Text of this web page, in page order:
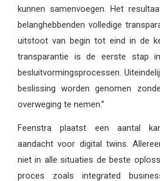
kunnen samenvoegen. Het
belanghebbenden volledige
uitstoot van begin tot eind in de
transparantie is de eerste stap
besluitvormingsprocessen.
beslissing worden genomen
overweging te nemen.”
Feenstra plaatst een aantal
aandacht voor digital twins.
niet in alle situaties de beste
proces zoals integrated